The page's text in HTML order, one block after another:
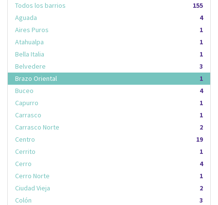
155
Todos los barrios
4
Aguada
1
Aires Puros
1
Atahualpa
1
Bella Italia
3
Belvedere
1
Brazo Oriental
4
Buceo
1
Capurro
1
Carrasco
2
Carrasco Norte
19
Centro
1
Cerrito
4
Cerro
1
Cerro Norte
2
Ciudad Vieja
3
Colón